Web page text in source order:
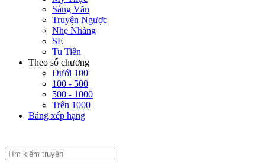
Sảng Văn
Truyện Ngược
Nhẹ Nhàng
SE
Tu Tiên
Theo số chương
Dưới 100
100 - 500
500 - 1000
Trên 1000
Bảng xếp hạng